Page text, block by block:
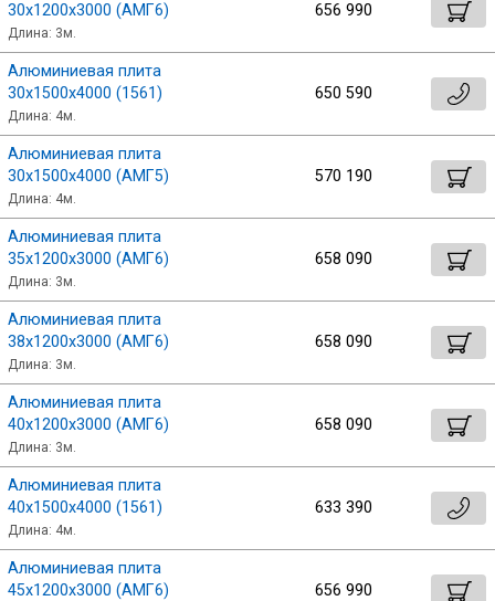
30х1200х3000 (АМГ6)
Длина: 3м.
656 990
Алюминиевая плита
30х1500х4000 (1561)
Длина: 4м.
650 590
Алюминиевая плита
30х1500х4000 (АМГ5)
Длина: 4м.
570 190
Алюминиевая плита
35х1200х3000 (АМГ6)
Длина: 3м.
658 090
Алюминиевая плита
38х1200х3000 (АМГ6)
Длина: 3м.
658 090
Алюминиевая плита
40х1200х3000 (АМГ6)
Длина: 3м.
658 090
Алюминиевая плита
40х1500х4000 (1561)
Длина: 4м.
633 390
Алюминиевая плита
45х1200х3000 (АМГ6)
656 990